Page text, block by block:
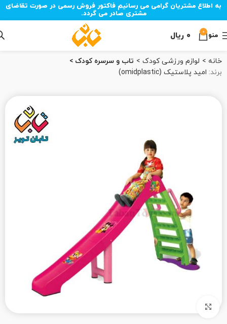
به اطلاع مشتریان گرامی می رسانیم فاکتور فروش رسمی در صورت تقاضای
مشتری صادر می گردد.
منو 0 ۰ ریال
خانه لوازم ورزشی کودک
تاب و سرسره کودک
برند: امید پلاستیک (omidplastic)